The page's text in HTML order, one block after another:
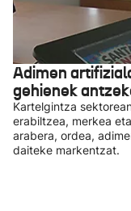
Adimen
gehienek
Kartelgintza
erabiltzea, merkea
arabera, ordea,
daiteke markentzat.